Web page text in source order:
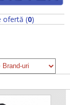
ofertă (0)